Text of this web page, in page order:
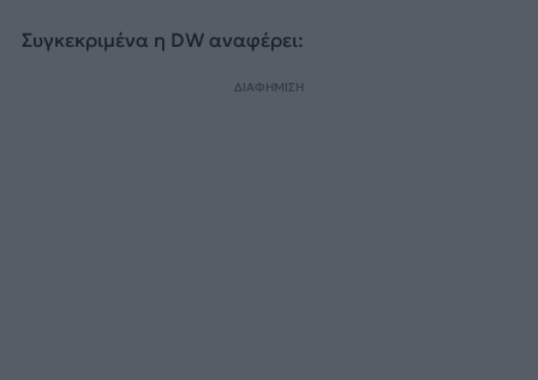
Συγκεκριμένα η DW αναφέρει:
ΔΙΑΦΗΜΙΣΗ